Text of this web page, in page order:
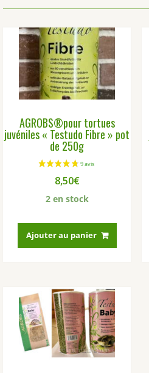
AGROBS®pour tortues
juvéniles « Testudo Fibre » pot
de 250g
8,50€
2 en stock
Ajouter au panier